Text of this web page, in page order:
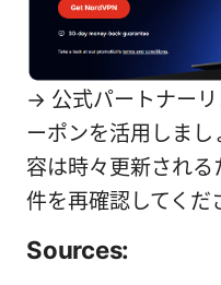
→ 公式パートナー
ーポンを活用しま
容は時々更新され
件を再確認してくだ
Sources: